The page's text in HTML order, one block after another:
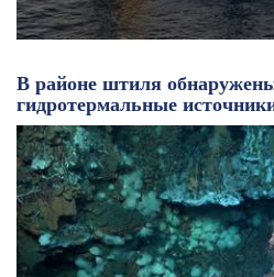
В районе штиля
гидротермальные